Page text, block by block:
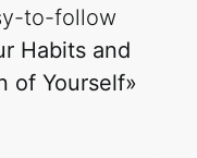
to-follow
Habits and
of Yourself»